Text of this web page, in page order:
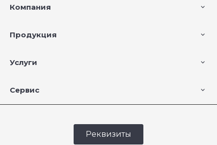
Компания
Продукция
Услуги
Сервис
Реквизиты